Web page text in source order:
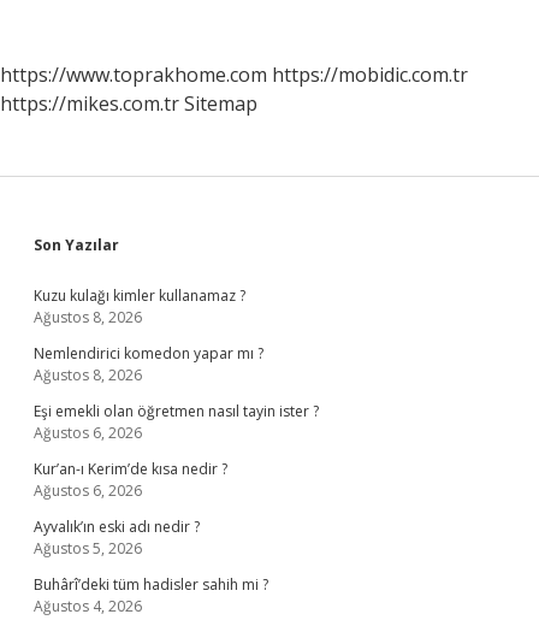
https://www.toprakhome.com https://mobidic.com.tr
https://mikes.com.trSitemap
Sidebar
Son Yazılar
Kuzu kulağı kimler kullanamaz ?
Ağustos 8, 2026
Nemlendirici komedon yapar mı ?
Ağustos 8, 2026
Eşi emekli olan öğretmen nasıl tayin ister ?
Ağustos 6, 2026
Kur’an-ı Kerim’de kısa nedir ?
Ağustos 6, 2026
Ayvalık’ın eski adı nedir ?
Ağustos 5, 2026
Buhârî’deki tüm hadisler sahih mi ?
Ağustos 4, 2026